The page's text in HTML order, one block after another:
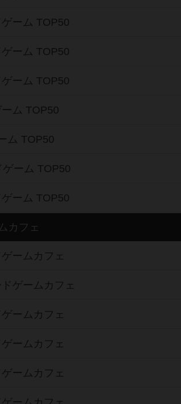
ゲーム TOP50
ーム TOP50
ーム TOP50
ム TOP50
ム TOP50
ーム TOP50
ーム TOP50
カフェ
ームカフェ
ゲームカフェ
ームカフェ
ームカフェ
ームカフェ